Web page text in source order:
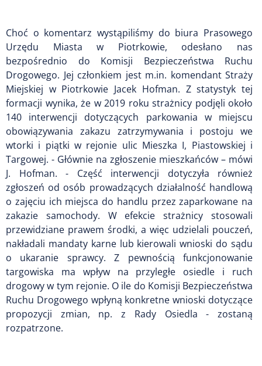
Choć o komentarz wystąpiliśmy do biura Prasowego
Urzędu Miasta w Piotrkowie, odesłano nas
bezpośrednio do Komisji Bezpieczeństwa Ruchu
Drogowego. Jej członkiem jest m.in. komendant Straży
Miejskiej w Piotrkowie Jacek Hofman. Z statystyk tej
formacji wynika, że w 2019 roku strażnicy podjęli około
140 interwencji dotyczących parkowania w miejscu
obowiązywania zakazu zatrzymywania i postoju we
wtorki i piątki w rejonie ulic Mieszka I, Piastowskiej i
Targowej. - Głównie na zgłoszenie mieszkańców – mówi
J. Hofman. - Część interwencji dotyczyła również
zgłoszeń od osób prowadzących działalność handlową
o zajęciu ich miejsca do handlu przez zaparkowane na
zakazie samochody. W efekcie strażnicy stosowali
przewidziane prawem środki, a więc udzielali pouczeń,
nakładali mandaty karne lub kierowali wnioski do sądu
o ukaranie sprawcy. Z pewnością funkcjonowanie
targowiska ma wpływ na przyległe osiedle i ruch
drogowy w tym rejonie. O ile do Komisji Bezpieczeństwa
Ruchu Drogowego wpłyną konkretne wnioski dotyczące
propozycji zmian, np. z Rady Osiedla - zostaną
rozpatrzone.